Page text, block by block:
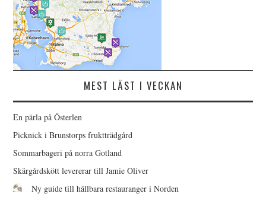
MEST LÄST I VECKAN
En pärla på Österlen
Picknick i Brunstorps fruktträdgård
Sommarbageri på norra Gotland
Skärgårdskött levererar till Jamie Oliver
Ny guide till hållbara restauranger i Norden